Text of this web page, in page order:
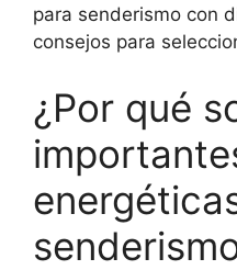
para senderismo con
consejos para
¿Por qué